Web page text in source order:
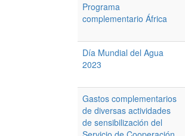
Programa
complementario África
Día Mundial del Agua
2023
Gastos complementarios
de diversas actividades
de sensibilización del